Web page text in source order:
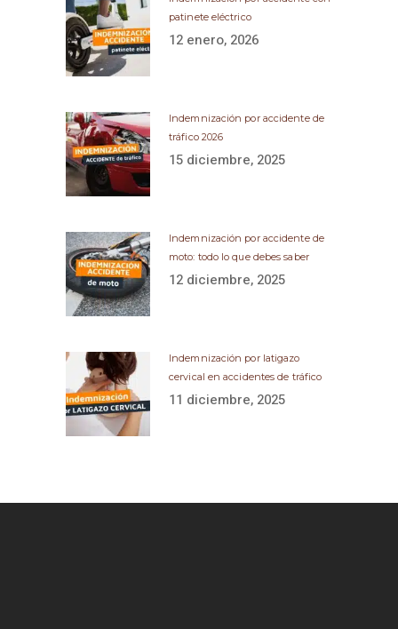
patinete eléctrico
12 enero, 2026
Indemnización por accidente de
tráfico 2026
15 diciembre, 2025
Indemnización por accidente de
moto: todo lo que debes saber
12 diciembre, 2025
Indemnización por latigazo
cervical en accidentes de tráfico
11 diciembre, 2025